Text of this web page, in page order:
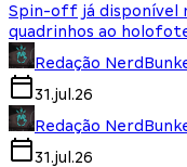
Spin-off já disponível
quadrinhos ao
Redação
31.jul.26
Redação
31.jul.26